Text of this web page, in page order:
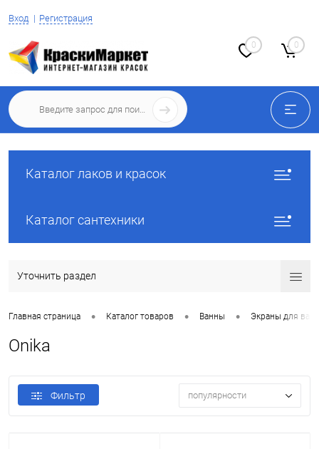
Вход Регистрация
0 0
Каталог лаков и красок
Каталог сантехники
Уточнить раздел
Главная страница • Каталог товаров • Ванны • Экраны для ванн
Onika
Фильтр популярности